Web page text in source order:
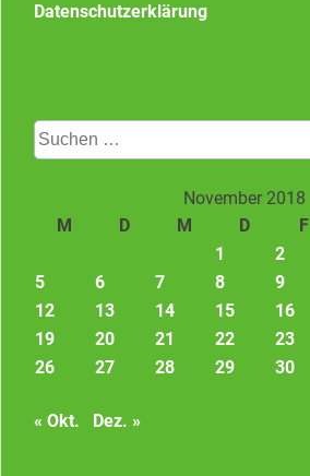
Datenschutzerklärung
Suchen
nach:
November 2018
M
D M D F
1
2
5
6 7 8 9
12
13 14 15 16
19
20 21 22 23
26
27 28 29 30
« Okt. Dez. »